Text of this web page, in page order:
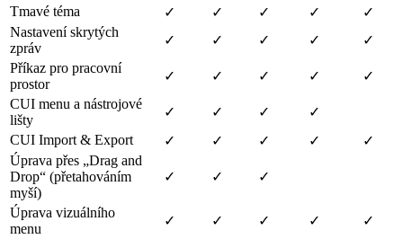
Tmavé téma
✓ ✓ ✓ ✓
✓
Nastavení skrytých
zpráv
✓ ✓ ✓ ✓
✓
Příkaz pro pracovní
prostor
✓ ✓ ✓ ✓
✓
CUI menu a nástrojové
lišty
✓ ✓ ✓
✓
CUI Import & Export
✓ ✓ ✓ ✓
✓
Úprava přes „Drag and
Drop“ (přetahováním
myší)
✓ ✓ ✓
Úprava vizuálního
menu
✓ ✓ ✓ ✓
✓